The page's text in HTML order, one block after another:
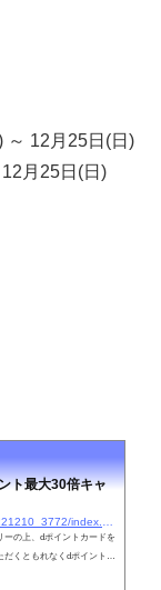
～ 12月25日(日)
月25日(日)
ト最大30倍キャ
ーの上、dポイントカードを
くともれなくdポイントを